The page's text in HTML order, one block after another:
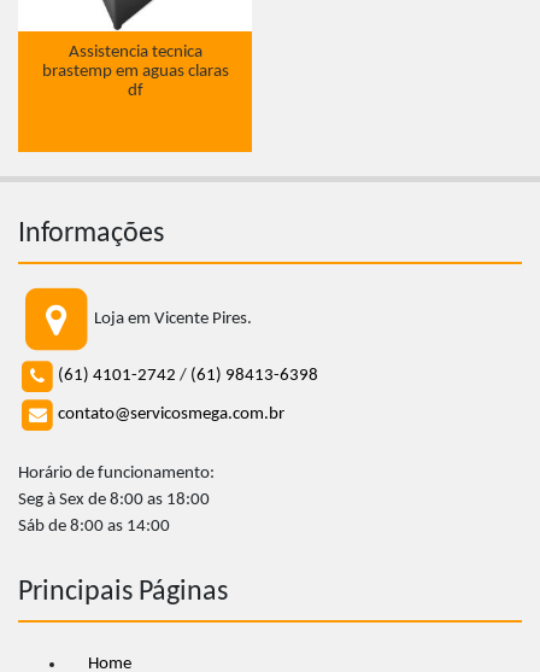
Assistencia tecnica
brastemp em aguas claras
df
Informações
Loja em Vicente Pires.
(61) 4101-2742 / (61) 98413-6398
contato@servicosmega.com.br
Horário de funcionamento:
Seg à Sex de 8:00 as 18:00
Sáb de 8:00 as 14:00
Principais Páginas
Home